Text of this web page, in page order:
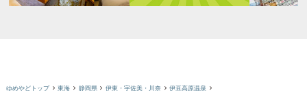
ゆめやどトップ 東海 静岡県 伊東・宇佐美・川奈
伊豆高原温泉